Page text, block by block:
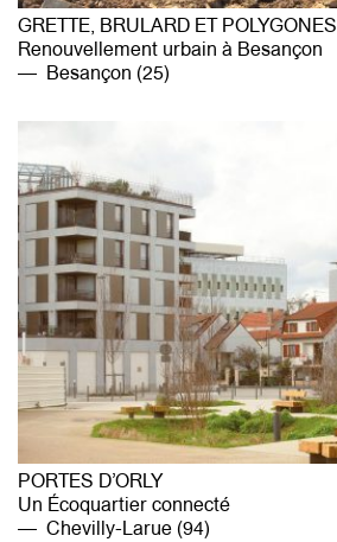
GRETTE, BRULARD ET POLYGONES
Renouvellement urbain à Besançon
Besançon (25)
PORTES D’ORLY
Un Écoquartier connecté
Chevilly-Larue (94)